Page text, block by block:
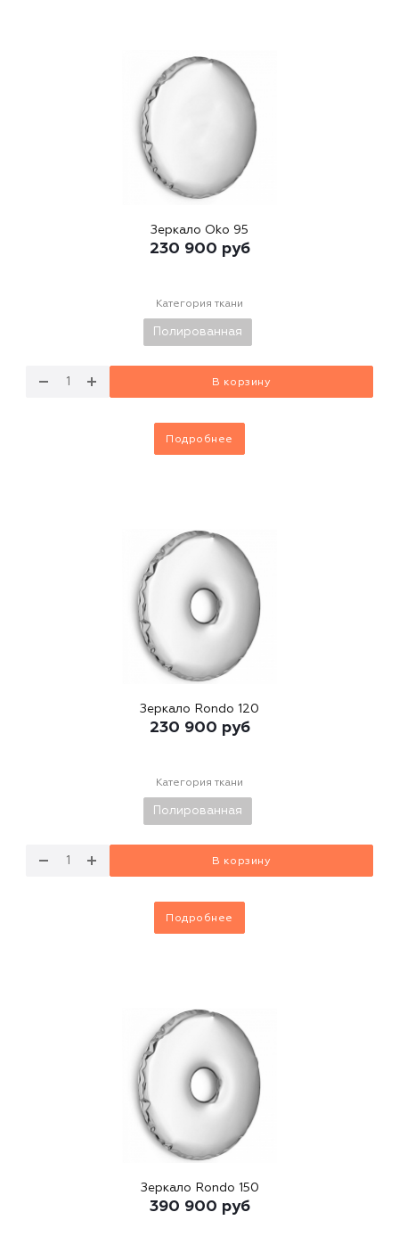
Зеркало Oko 95
230 900 руб
Категория ткани
Полированная
В корзину
Подробнее
Зеркало Rondo 120
230 900 руб
Категория ткани
Полированная
В корзину
Подробнее
Зеркало Rondo 150
390 900 руб